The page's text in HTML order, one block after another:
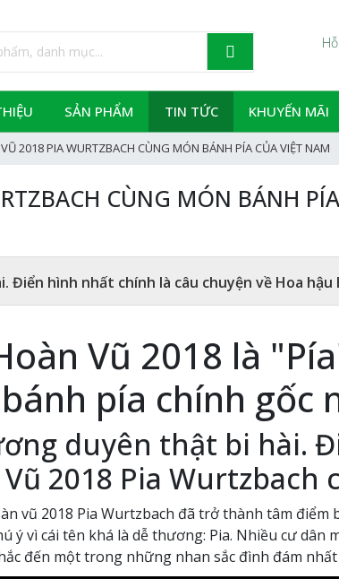
SẢN PHẨM TIN TỨC KHUYẾN MÃI
2018 PIA WURTZBACH CÙNG MÓN BÁNH PÍA CỦA VIỆT NAM
CÙNG MÓN BÁNH
hình nhất chính là câu chuyện về Hoa hậu
Vũ 2018 là
pía chính gốc
duyên thật bi hài.
2018 Pia
vũ 2018 Pia Wurtzbach đã trở thành tâm
ý vì cái tên khá là dễ thương: Pia. Nhiều cư
đến một trong những nhan sắc đình đám nhất